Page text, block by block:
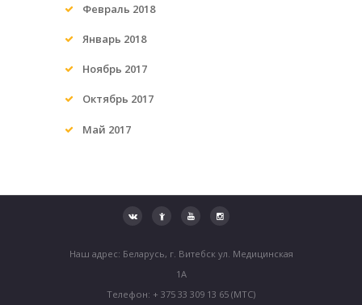
Февраль 2018
Январь 2018
Ноябрь 2017
Октябрь 2017
Май 2017
Наш адрес: Беларусь, г. Витебск ул. Медицинская
1А
Телефон: + 375 33 309 13 65 (МТС)